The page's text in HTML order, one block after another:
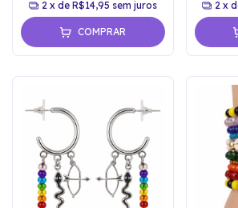
2 x de R$14,95 sem juros
COMPRAR
2 x